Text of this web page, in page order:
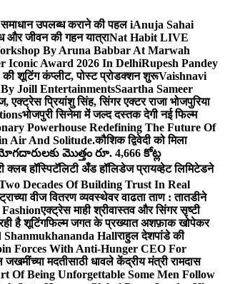
समाधान उपलब्ध कराने की पहल iAnuja Sahai
और जीवन की गहन यात्राNat Habit LIVE
By Aruna Babbar At Marwah
Iconic Award 2026 In DelhiRupesh Pandey
की शूटिंग कंप्लीट, पोस्ट प्रोडक्शन शुरूVaishnavi
Joill EntertainmentsSaartha Sameer
एक्ट्रेस प्रियांशु सिंह, सिंगर एक्टर राजा भोजपुरिया
भोजपुरी सिनेमा में जल्द दस्तक देगी नई फिल्म
Powerhouse Redefining The Future Of
Air And Solitude.कौशिक द्विवेदी को मिला
మొత్తం రూ. 4,666 కోట్ల
क्लब हॉस्पिटॅलिटी अँड हॉलिडेज प्रायव्हेट लिमिटेडने
Decades Of Building Trust In Real
वीज वितरण व्यवस्थेवर वाढता ताण : तातडीने
एक्ट्रेस माही श्रीवास्तव और सिंगर सृष्टी
है शूटिंगफिल्म जगत के प्रख्यात अशफ़ाक खोपेकर
Shanmukhananda Hallराहुल देशपांडे की
Forces With Anti-Hunger CEO For
जखमींच्या मदतीसाठी धावले केंद्रीय मंत्री रामदास
Being Unforgettable Some Men Follow